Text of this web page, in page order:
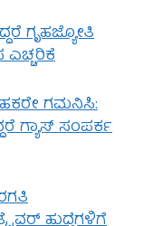
ಗೃಹಜ್ಯೋತಿ
ಗಮನಿಸಿ:
ಗ್ಯಾಸ್ ಸಂಪರ್ಕ